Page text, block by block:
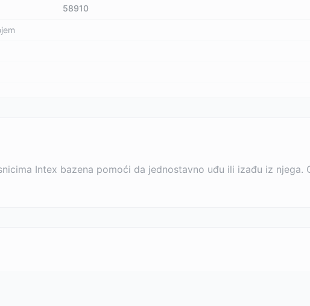
58910
Intex bazena pomoći da jednostavno uđu ili izađu iz njega.